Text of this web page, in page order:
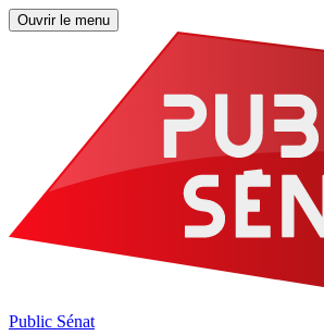
Ouvrir le menu
Public Sénat